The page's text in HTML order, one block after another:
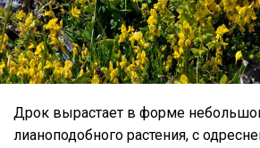
Дрок вырастает в форме
лианоподобного растения, с